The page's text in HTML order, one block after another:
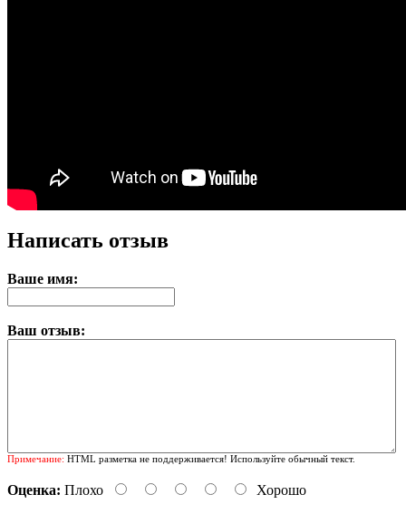
Написать отзыв
Ваше имя:
Ваш отзыв:
Примечание: HTML разметка не поддерживается! Используйте обычный текст.
Оценка: Плохо Хорошо